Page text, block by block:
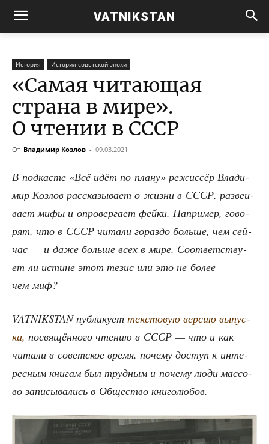
VATNIKSTAN
История История советской эпохи
«Самая читающая
страна в мире».
О чтении в СССР
От Владимир Козлов - 09.03.2021
В под­ка­сте «Всё идёт по пла­ну» режис­сёр Вла­ди­
мир Коз­лов рас­ска­зы­ва­ет о жиз­ни в СССР, раз­ве­и­
ва­ет мифы и опро­вер­га­ет фей­ки. Напри­мер, гово­
рят, что в СССР чита­ли гораз­до боль­ше, чем сей­
час — и даже боль­ше всех в мире. Соот­вет­ству­
ет ли истине этот тезис или это не более
чем миф?
VATNIKSTAN пуб­ли­ку­ет тек­сто­вую вер­сию выпус­
ка, посвя­щён­но­го чте­нию в СССР — что и как
чита­ли в совет­ское вре­мя, поче­му доступ к инте­
рес­ным кни­гам был труд­ным и поче­му люди мас­со­
во запи­сы­ва­лись в Обще­ство книголюбов.